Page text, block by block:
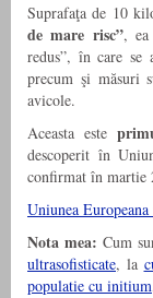
Suprafaţa de 10
de mare risc”, ea
redus”, în care se
precum şi măsuri
avicole.
Aceasta este
descoperit în
confirmat în martie
Uniunea
Nota mea: Cum
ultrasofisticate, la
populatie cu initium